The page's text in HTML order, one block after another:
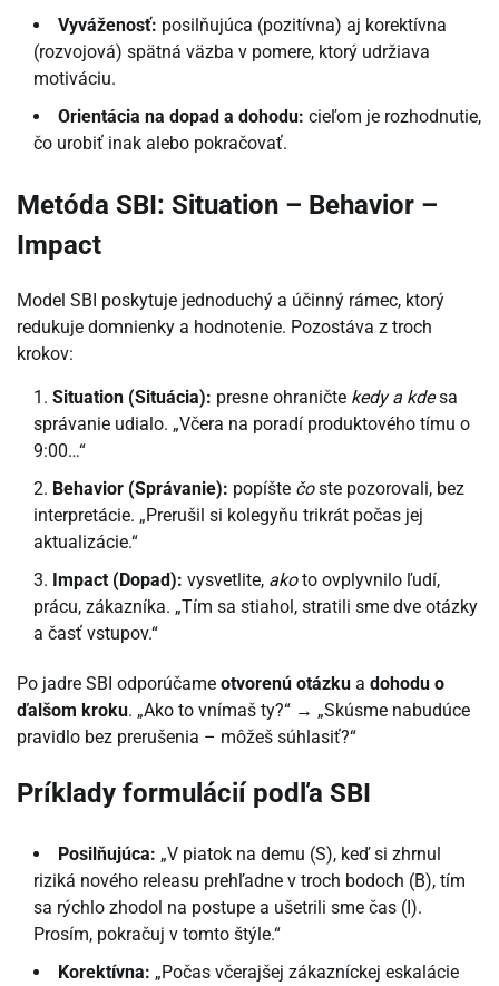
Vyváženosť: posilňujúca (pozitívna) aj korektívna
(rozvojová) spätná väzba v pomere, ktorý udržiava
motiváciu.
Orientácia na dopad a dohodu: cieľom je rozhodnutie,
čo urobiť inak alebo pokračovať.
Metóda SBI: Situation – Behavior –
Impact
Model SBI poskytuje jednoduchý a účinný rámec, ktorý
redukuje domnienky a hodnotenie. Pozostáva z troch
krokov:
Situation (Situácia): presne ohraničte kedy a kdesa
správanie udialo. „Včera na poradí produktového tímu o
9:00…“
Behavior (Správanie): popíšte čoste pozorovali, bez
interpretácie. „Prerušil si kolegyňu trikrát počas jej
aktualizácie.“
Impact (Dopad): vysvetlite, akoto ovplyvnilo ľudí,
prácu, zákazníka. „Tím sa stiahol, stratili sme dve otázky
a časť vstupov.“
Po jadre SBI odporúčame otvorenú otázku a dohodu o
ďalšom kroku. „Ako to vnímaš ty?“ → „Skúsme nabudúce
pravidlo bez prerušenia – môžeš súhlasiť?“
Príklady formulácií podľa SBI
Posilňujúca: „V piatok na demu (S), keď si zhrnul
riziká nového releasu prehľadne v troch bodoch (B), tím
sa rýchlo zhodol na postupe a ušetrili sme čas (I).
Prosím, pokračuj v tomto štýle.“
Korektívna: „Počas včerajšej zákazníckej eskalácie